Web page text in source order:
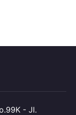
- Jl.